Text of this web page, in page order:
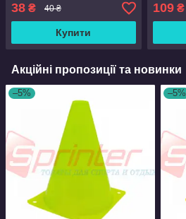
38 ₴ 40 ₴
Купити
109₴
Акційні пропозиції та новинки
–5% –5%